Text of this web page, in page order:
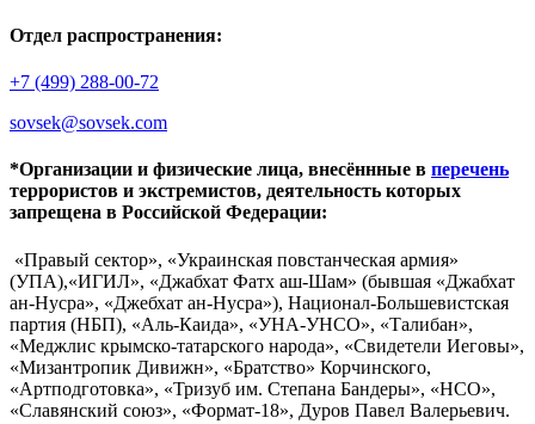
Отдел распространения:
+7 (499) 288-00-72
sovsek@sovsek.com
*Организации и физические лица, внесённные в перечень
террористов и экстремистов, деятельность которых
запрещена в Российской Федерации:
«Правый сектор», «Украинская повстанческая армия»
(УПА),«ИГИЛ», «Джабхат Фатх аш-Шам» (бывшая «Джабхат
ан-Нусра», «Джебхат ан-Нусра»), Национал-Большевистская
партия (НБП), «Аль-Каида», «УНА-УНСО», «Талибан»,
«Меджлис крымско-татарского народа», «Свидетели Иеговы»,
«Мизантропик Дивижн», «Братство» Корчинского,
«Артподготовка», «Тризуб им. Степана Бандеры», «НСО»,
«Славянский союз», «Формат-18», Дуров Павел Валерьевич.